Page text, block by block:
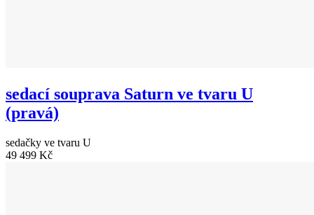
sedací souprava Saturn ve tvaru U
(pravá)
sedačky ve tvaru U
49 499 Kč